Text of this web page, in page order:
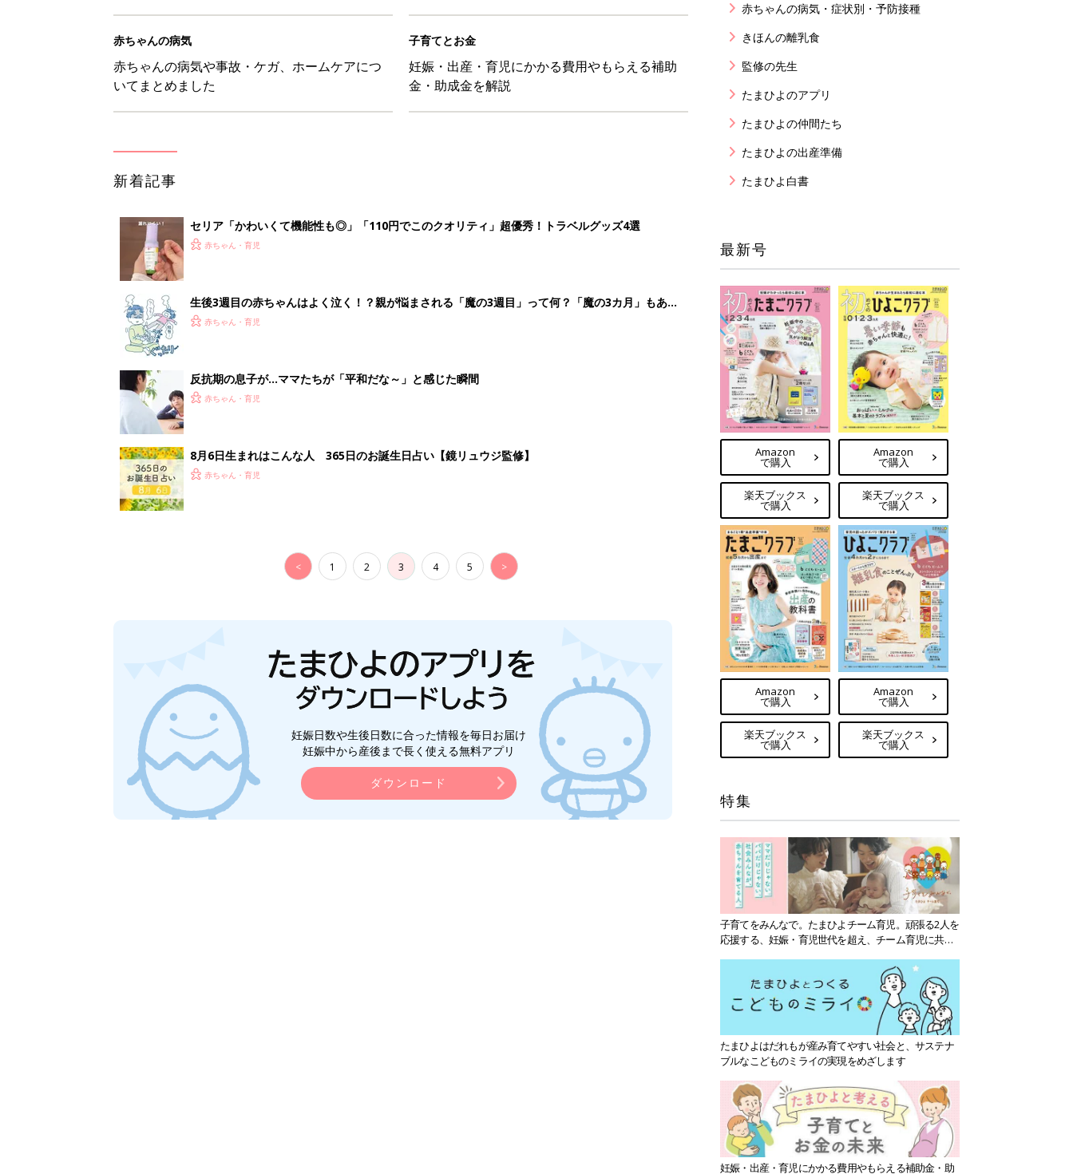
赤ちゃんの病気
赤ちゃんの病気や事故・ケガ、ホームケアにつ
いてまとめました
子育てとお金
妊娠・出産・育児にかかる費用やもらえる補助
金・助成金を解説
新着記事
セリア「かわいくて機能性も◎」「110円でこのクオリティ」超優秀！トラベルグッズ4選
赤ちゃん・育児
生後3週目の赤ちゃんはよく泣く！？親が悩まされる「魔の3週目」って何？「魔の3カ月」もある
って本当？【専門家】
赤ちゃん・育児
反抗期の息子が...ママたちが「平和だな～」と感じた瞬間
赤ちゃん・育児
8月6日生まれはこんな人 365日のお誕生日占い【鏡リュウジ監修】
赤ちゃん・育児
< 1 2 3 4 5 >
妊娠日数や生後日数に合った情報を毎日お届け
妊娠中から産後まで長く使える無料アプリ
ダウンロード
赤ちゃんの病気・症状別・予防接種
きほんの離乳食
監修の先生
たまひよのアプリ
たまひよの仲間たち
たまひよの出産準備
たまひよ白書
最新号
Amazon
で購入
楽天ブックス
で購入
Amazon
で購入
楽天ブックス
で購入
Amazon
で購入
楽天ブックス
で購入
Amazon
で購入
楽天ブックス
で購入
特集
子育てをみんなで。たまひよチーム育児。頑張る2人を
応援する、妊娠・育児世代を超え、チーム育児に共感
たまひよはだれもが産み育てやすい社会と、サステナ
ブルなこどものミライの実現をめざします
妊娠・出産・育児にかかる費用やもらえる補助金・助